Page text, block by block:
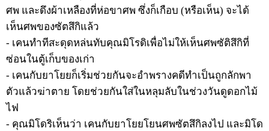
ศพ และดึงผ้าเหลืองที่ห่อขาศพ ซึ่งก็เกือบ (หรือเห็น) จะได้
เห็นศพของซัตสึกิแล้ว
- เคนทำทีสะดุดหล่นทับคุณมิโรดิเพื่อไม่ให้เห็นศพซัติสึกิที่
ซ่อนในตู้เก็บของเก่า
- เคนกับยาโยยก็เริ่มช่วยกันจะอำพรางคดีทำเป็นถูกลักพา
ตัวแล้วฆ่าตาย โดยช่วยกันใส่ในหลุมลับในช่วงวันดูดอกไม้
ไฟ
- คุณมิโดริเห็นว่า เคนกับยาโยยโยนศพซัตสึกิลงไป และมิโด